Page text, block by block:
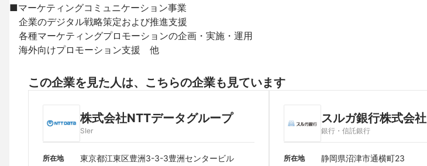
■マーケティングコミュニケーション事業
企業のデジタル戦略策定および推進支援
各種マーケティングプロモーションの企画・実施・運用
海外向けプロモーション支援　他
この企業を見た人は、こちらの企業も見ています
株式会社NTTデータグループ
SIer
所在地 東京都江東区豊洲3-3-3豊洲センタービル
スルガ銀行株式会社
銀行・信託銀行
所在地 静岡県沼津市通横町23